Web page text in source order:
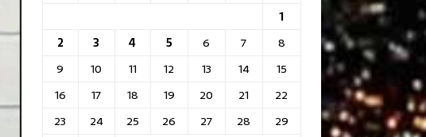
1
2
3 4 5 6 7
8
9
10 11 12 13 14
15
16
17 18 19 20 21
22
23
24 25 26 27 28
29